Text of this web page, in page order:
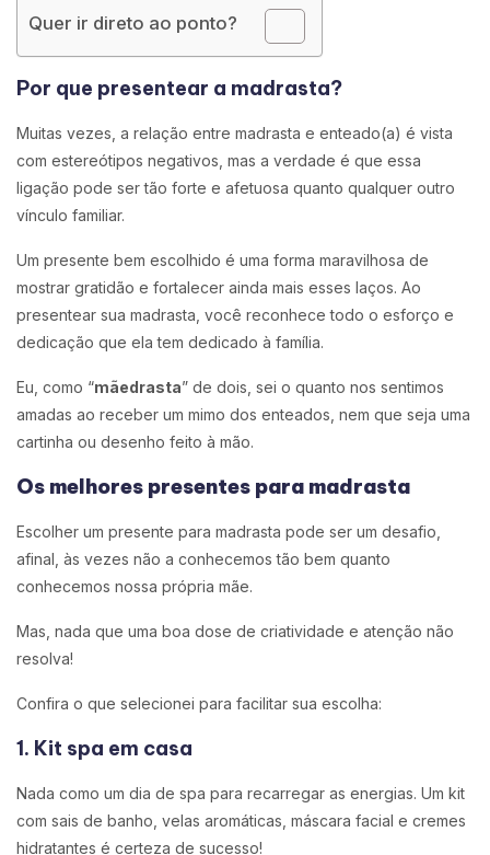
Quer ir direto ao ponto?
Por que presentear a madrasta?
Muitas vezes, a relação entre madrasta e enteado(a) é vista
com estereótipos negativos, mas a verdade é que essa
ligação pode ser tão forte e afetuosa quanto qualquer outro
vínculo familiar.
Um presente bem escolhido é uma forma maravilhosa de
mostrar gratidão e fortalecer ainda mais esses laços. Ao
presentear sua madrasta, você reconhece todo o esforço e
dedicação que ela tem dedicado à família.
Eu, como “mãedrasta” de dois, sei o quanto nos sentimos
amadas ao receber um mimo dos enteados, nem que seja uma
cartinha ou desenho feito à mão.
Os melhores presentes para madrasta
Escolher um presente para madrasta pode ser um desafio,
afinal, às vezes não a conhecemos tão bem quanto
conhecemos nossa própria mãe.
Mas, nada que uma boa dose de criatividade e atenção não
resolva!
Confira o que selecionei para facilitar sua escolha:
1. Kit spa em casa
Nada como um dia de spa para recarregar as energias. Um kit
com sais de banho, velas aromáticas, máscara facial e cremes
hidratantes é certeza de sucesso!